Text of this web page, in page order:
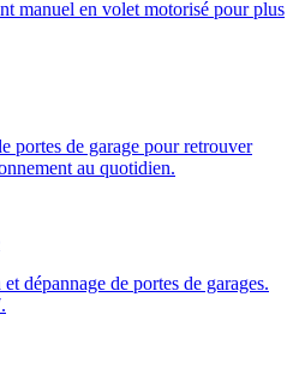
manuel en volet motorisé pour plus
portes de garage pour retrouver
au quotidien.
dépannage de portes de garages.